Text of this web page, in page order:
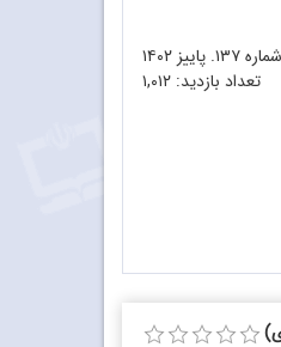
۱۴۰۲
تعداد بازدید: ۱,۰۱۲